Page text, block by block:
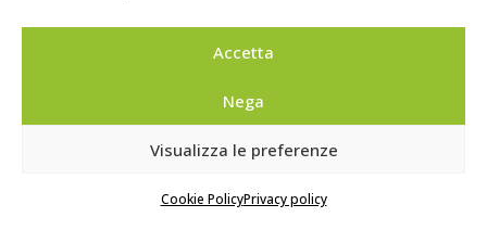
Accetta
Nega
Visualizza le preferenze
Cookie PolicyPrivacy policy
informativa sulla privacy